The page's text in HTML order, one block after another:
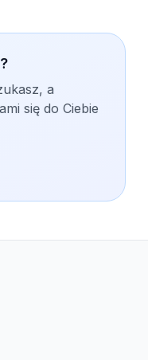
a
się do Ciebie